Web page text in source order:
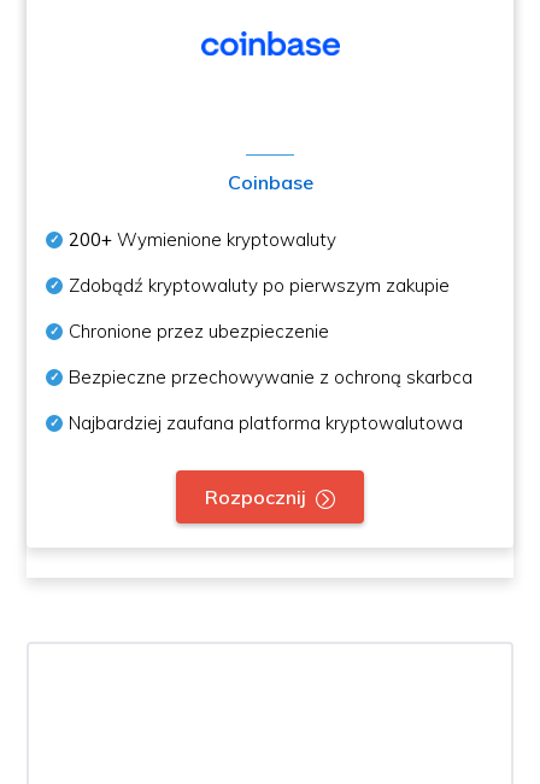
Coinbase
200+ Wymienione kryptowaluty
Zdobądź kryptowaluty po pierwszym zakupie
Chronione przez ubezpieczenie
Bezpieczne przechowywanie z ochroną skarbca
Najbardziej zaufana platforma kryptowalutowa
Rozpocznij